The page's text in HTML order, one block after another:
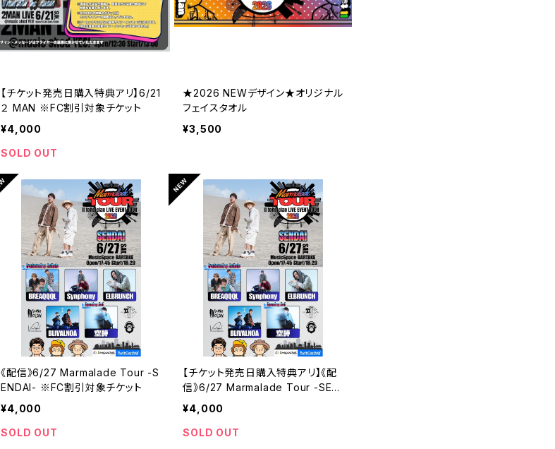
【チケット発売日購入特典アリ】6/21
２ MAN ※FC割引対象チケット
¥4,000
SOLD OUT
★2026 NEWデザイン★オリジナル
フェイスタオル
¥3,500
《配信》6/27 Marmalade Tour -S
ENDAI- ※FC割引対象チケット
¥4,000
SOLD OUT
【チケット発売日購入特典アリ】《配
信》6/27 Marmalade Tour -SEN
DAI- ※FC割引対象チケット
¥4,000
SOLD OUT